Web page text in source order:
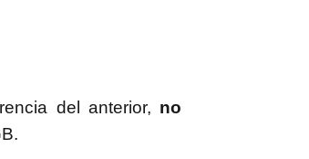
del anterior, no